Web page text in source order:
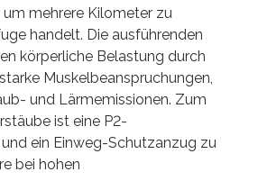
mehrere Kilometer zu
handelt. Die ausführenden
körperliche Belastung durch
Muskelbeanspruchungen,
und Lärmemissionen. Zum
ist eine P2-
ein Einweg-Schutzanzug zu
bei hohen